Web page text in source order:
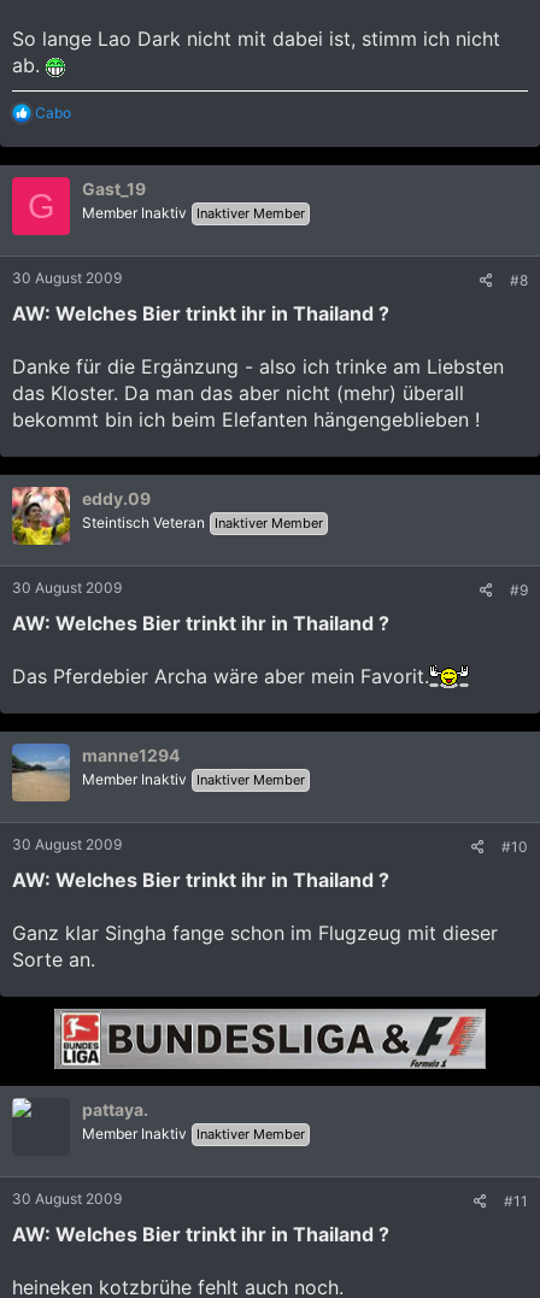
So lange Lao Dark nicht mit dabei ist, stimm ich nicht
ab.
R
a
k
i
n
:
Cabo
G Gast_19
Member Inaktiv Inaktiver Member
30 August 2009 #8
AW: Welches Bier trinkt ihr in Thailand ?
Danke für die Ergänzung - also ich trinke am Liebsten
das Kloster. Da man das aber nicht (mehr) überall
bekommt bin ich beim Elefanten hängengeblieben !
eddy.09
Steintisch Veteran Inaktiver Member
30 August 2009 #9
AW: Welches Bier trinkt ihr in Thailand ?
Das Pferdebier Archa wäre aber mein Favorit.
manne1294
Member Inaktiv Inaktiver Member
30 August 2009 #10
AW: Welches Bier trinkt ihr in Thailand ?
Ganz klar Singha fange schon im Flugzeug mit dieser
Sorte an.
pattaya.
Member Inaktiv Inaktiver Member
30 August 2009 #11
AW: Welches Bier trinkt ihr in Thailand ?
heineken kotzbrühe fehlt auch noch.